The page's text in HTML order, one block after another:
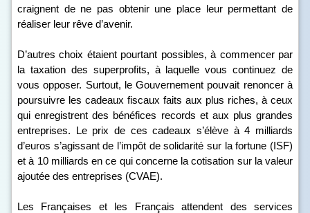
craignent de ne pas obtenir une place leur permettant de
réaliser leur rêve d’avenir.
D’autres choix étaient pourtant possibles, à commencer par
la taxation des superprofits, à laquelle vous continuez de
vous opposer. Surtout, le Gouvernement pouvait renoncer à
poursuivre les cadeaux fiscaux faits aux plus riches, à ceux
qui enregistrent des bénéfices records et aux plus grandes
entreprises. Le prix de ces cadeaux s’élève à 4 milliards
d’euros s’agissant de l’impôt de solidarité sur la fortune (ISF)
et à 10 milliards en ce qui concerne la cotisation sur la valeur
ajoutée des entreprises (CVAE).
Les Françaises et les Français attendent des services